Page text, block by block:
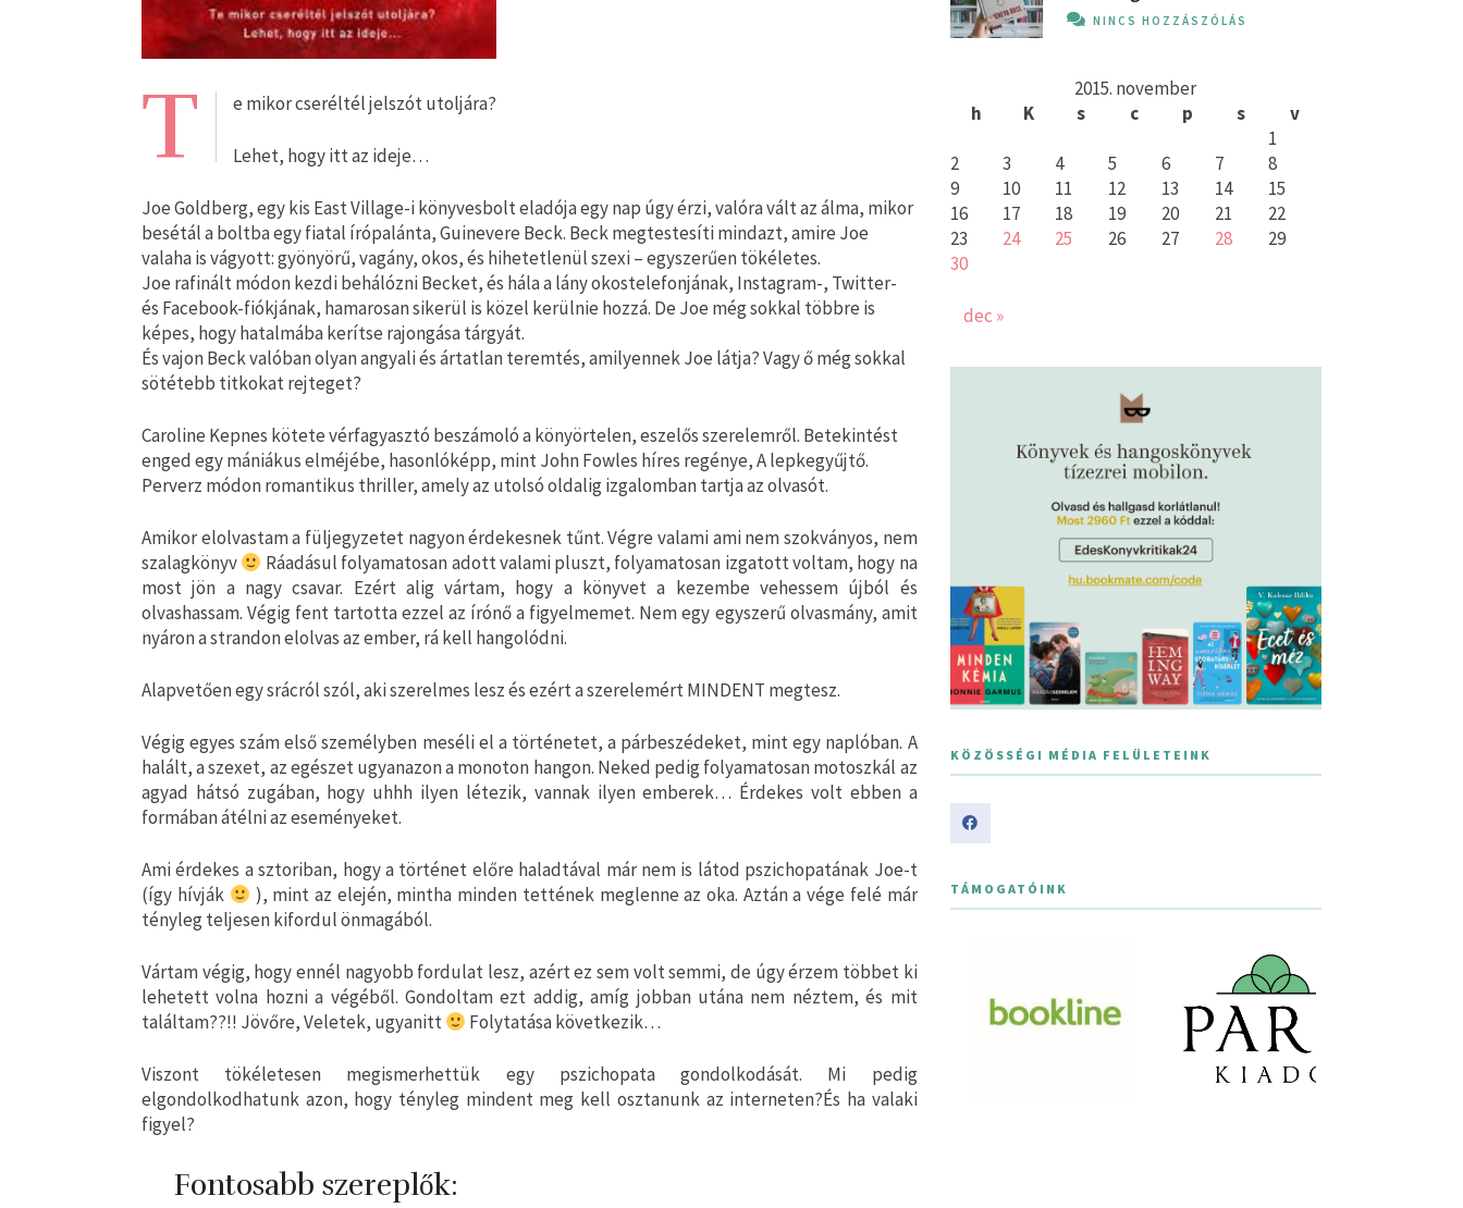
T e mikor cseréltél jelszót utoljára?
Lehet, hogy itt az ideje…
Joe Goldberg, egy kis East Village-i könyvesbolt eladója egy nap úgy érzi, valóra vált az álma, mikor
besétál a boltba egy fiatal írópalánta, Guinevere Beck. Beck megtestesíti mindazt, amire Joe
valaha is vágyott: gyönyörű, vagány, okos, és hihetetlenül szexi – egyszerűen tökéletes.
Joe rafinált módon kezdi behálózni Becket, és hála a lány okostelefonjának, Instagram-, Twitter-
és Facebook-fiókjának, hamarosan sikerül is közel kerülnie hozzá. De Joe még sokkal többre is
képes, hogy hatalmába kerítse rajongása tárgyát.
És vajon Beck valóban olyan angyali és ártatlan teremtés, amilyennek Joe látja? Vagy ő még sokkal
sötétebb titkokat rejteget?
Caroline Kepnes kötete vérfagyasztó beszámoló a könyörtelen, eszelős szerelemről. Betekintést
enged egy mániákus elméjébe, hasonlóképp, mint John Fowles híres regénye, A lepkegyűjtő.
Perverz módon romantikus thriller, amely az utolsó oldalig izgalomban tartja az olvasót.
Amikor elolvastam a füljegyzetet nagyon érdekesnek tűnt. Végre valami ami nem szokványos, nem
szalagkönyv
Ráadásul folyamatosan adott valami pluszt, folyamatosan izgatott voltam, hogy na
most jön a nagy csavar. Ezért alig vártam, hogy a könyvet a kezembe vehessem újból és
olvashassam. Végig fent tartotta ezzel az írónő a figyelmemet. Nem egy egyszerű olvasmány, amit
nyáron a strandon elolvas az ember, rá kell hangolódni.
Alapvetően egy srácról szól, aki szerelmes lesz és ezért a szerelemért MINDENT megtesz.
Végig egyes szám első személyben meséli el a történetet, a párbeszédeket, mint egy naplóban. A
halált, a szexet, az egészet ugyanazon a monoton hangon. Neked pedig folyamatosan motoszkál az
agyad hátsó zugában, hogy uhhh ilyen létezik, vannak ilyen emberek… Érdekes volt ebben a
formában átélni az eseményeket.
Ami érdekes a sztoriban, hogy a történet előre haladtával már nem is látod pszichopatának Joe-t
(így hívják
), mint az elején, mintha minden tettének meglenne az oka. Aztán a vége felé már
tényleg teljesen kifordul önmagából.
Vártam végig, hogy ennél nagyobb fordulat lesz, azért ez sem volt semmi, de úgy érzem többet ki
lehetett volna hozni a végéből. Gondoltam ezt addig, amíg jobban utána nem néztem, és mit
találtam??!! Jövőre, Veletek, ugyanitt
Folytatása következik…
Viszont tökéletesen megismerhettük egy pszichopata gondolkodását. Mi pedig
elgondolkodhatunk azon, hogy tényleg mindent meg kell osztanunk az interneten?És ha valaki
figyel?
Fontosabb szereplők:
NINCS HOZZÁSZÓLÁS
2015. november
h
K s c p s
v
1
2
3 4 5 6 7
8
9
10 11 12 13 14
15
16
17 18 19 20 21
22
23
24 25 26 27 28
29
30
dec »
KÖZÖSSÉGI MÉDIA FELÜLETEINK
TÁMOGATÓINK